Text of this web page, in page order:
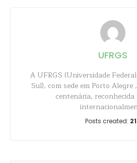
UFRGS
A UFRGS (Universidade
Sul), com sede em Porto
centenária,
Posts created: